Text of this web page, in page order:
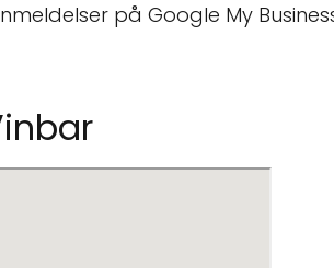
på Google My